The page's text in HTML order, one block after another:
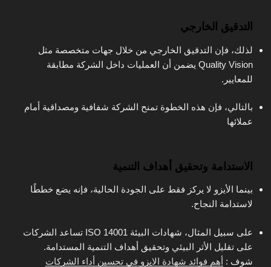
التدقيق الخارجي
لذلك، فإن التدقيق الخارجي من خلال جهات متخصصة مثل
Quality Vision يضمن أن العمليات داخل الشركة مطابقة
للمعايير.
بالتالي، فإن هذه الخطوة تمنح الشركة شفافية ومصداقية أمام
عملائها
الاستدامة وتحقيق أهداف التنمية
بينما الأيزو لا يركز فقط على الجودة الحالية، فإنه يضع خططًا
لاستدامة النجاح.
على سبيل المثال، شهادات البيئة ISO 14001 تساعد الشركات
على تقليل الأثر البيئي وتحقيق أهداف التنمية المستدامة.
شوف : أهم فوائد شهادة الايزو في تحسين أداء الشركات